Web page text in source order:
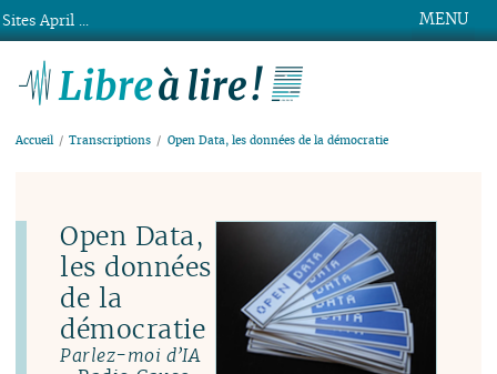
MENU
Accueil Transcriptions Open Data, les données de la démocratie
Open Data,
les données
de la
démocratie
Parlez-moi d’IA
Sites April ...